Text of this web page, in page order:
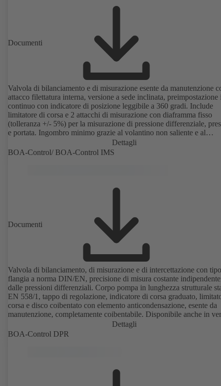
Documenti
Valvola di bilanciamento e di misurazione esente da manutenzione
attacco filettatura interna, versione a sede inclinata, preimpostazione
continuo con indicatore di posizione leggibile a 360 gradi. Include
limitatore di corsa e 2 attacchi di misurazione con diaframma fisso
(tolleranza +/- 5%) per la misurazione di pressione differenziale,
e portata. Ingombro minimo grazie al volantino non saliente e al
posizionamento di tutte le parti funzionali sul lato volantino.
Dettagli
BOA-Control/ BOA‑Control IMS
Documenti
Valvola di bilanciamento, di misurazione e di intercettazione con
flangia a norma DIN/EN, precisione di misura costante
dalle pressioni differenziali. Corpo pompa in lunghezza strutturale
EN 558/1, tappo di regolazione, indicatore di corsa graduato,
corsa e disco coibentato con elemento anticondensazione, esente da
manutenzione, completamente coibentabile. Disponibile anche in
per acqua potabile certificata DVGW con rivestimento in plastica
elettrostatico (EKB). Con sensori ad ultrasuoni integrati, senza contatto
di ritorno, della potenza e della quantità di calore. Misurazione
Dettagli
BOA-Control DPR